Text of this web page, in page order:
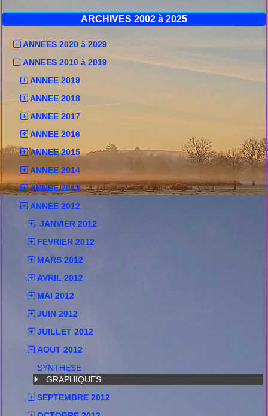
ARCHIVES 2002 à 2025
ANNEES 2020 à 2029
ANNEES 2010 à 2019
ANNEE 2019
ANNEE 2018
ANNEE 2017
ANNEE 2016
ANNEE 2015
ANNEE 2014
ANNEE 2013
ANNEE 2012
JANVIER 2012
FEVRIER 2012
MARS 2012
AVRIL 2012
MAI 2012
JUIN 2012
JUILLET 2012
AOUT 2012
SYNTHESE
GRAPHIQUES
SEPTEMBRE 2012